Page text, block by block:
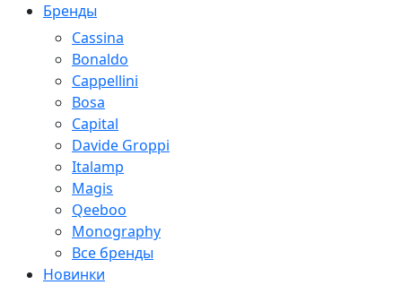
Бренды
Cassina
Bonaldo
Cappellini
Bosa
Capital
Davide Groppi
Italamp
Magis
Qeeboo
Monography
Все бренды
Новинки